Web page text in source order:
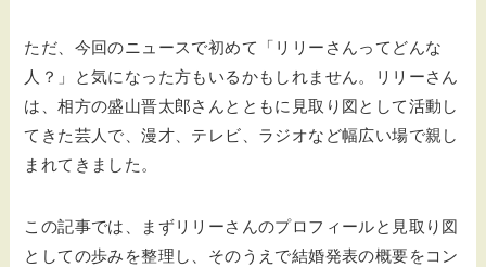
ただ、今回のニュースで初めて「リリーさんってどんな
人？」と気になった方もいるかもしれません。リリーさん
は、相方の盛山晋太郎さんとともに見取り図として活動し
てきた芸人で、漫才、テレビ、ラジオなど幅広い場で親し
まれてきました。
この記事では、まずリリーさんのプロフィールと見取り図
としての歩みを整理し、そのうえで結婚発表の概要をコン